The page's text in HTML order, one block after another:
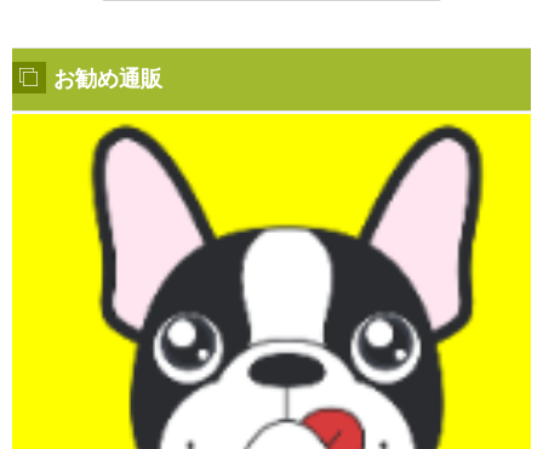
お勧め通販